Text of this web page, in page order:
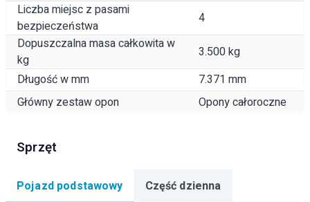
Liczba miejsc z pasami
bezpieczeństwa
4
Dopuszczalna masa całkowita w
kg
3.500 kg
Długość w mm
7.371 mm
Główny zestaw opon
Opony całoroczne
Sprzęt
Pojazd podstawowy
Część dzienna